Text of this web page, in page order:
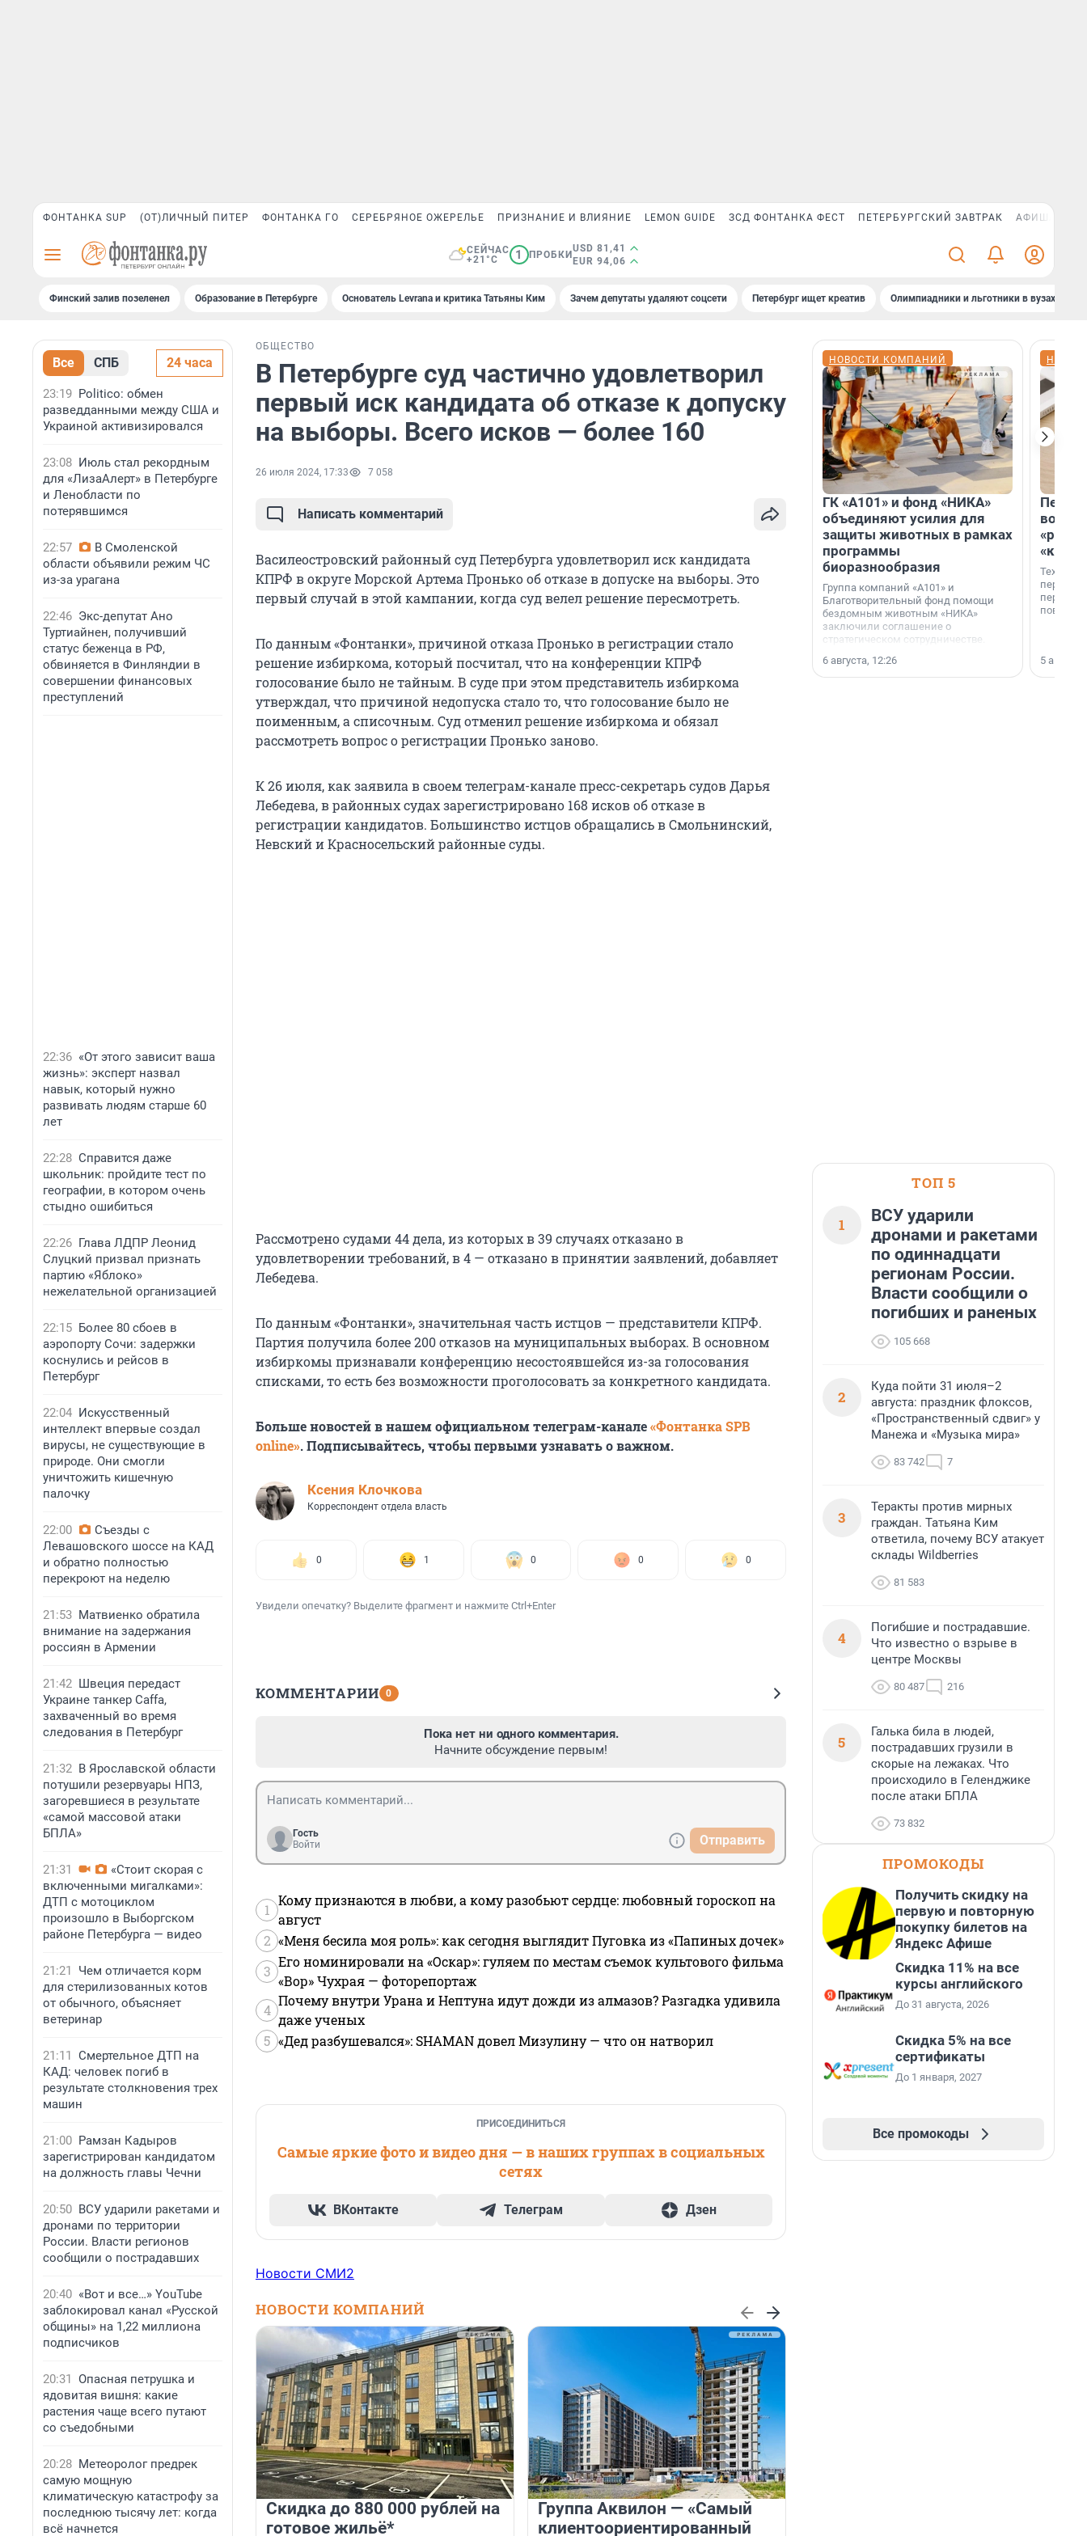
ФОНТАНКА SUP (ОТ)ЛИЧНЫЙ ПИТЕР ФОНТАНКА ГО СЕРЕБРЯНОЕ ОЖЕРЕЛЬЕ ПРИЗНАНИЕ И ВЛИЯНИЕ LEMON GUIDE ЗСД ФОНТАНКА ФЕСТ ПЕТЕРБУРГСКИЙ ЗАВТРАК АФИША PLUS
СЕЙЧАС
+21°C
1 ПРОБКИ
USD 81,41
EUR 94,06
Финский залив позеленел Образование в Петербурге Основатель Levrana и критика Татьяны Ким Зачем депутаты удаляют соцсети Петербург ищет креатив Олимпиадники и льготники в вузах СПб
Все СПБ 24 часа
23:19 Politico: обмен
разведданными между США и
Украиной активизировался
23:08 Июль стал рекордным
для «ЛизаАлерт» в Петербурге
и Ленобласти по
потерявшимся
22:57
В Смоленской
области объявили режим ЧС
из-за урагана
22:46 Экс-депутат Ано
Туртиайнен, получивший
статус беженца в РФ,
обвиняется в Финляндии в
совершении финансовых
преступлений
22:36 «От этого зависит ваша
жизнь»: эксперт назвал
навык, который нужно
развивать людям старше 60
лет
22:28 Справится даже
школьник: пройдите тест по
географии, в котором очень
стыдно ошибиться
22:26 Глава ЛДПР Леонид
Слуцкий призвал признать
партию «Яблоко»
нежелательной организацией
22:15 Более 80 сбоев в
аэропорту Сочи: задержки
коснулись и рейсов в
Петербург
22:04 Искусственный
интеллект впервые создал
вирусы, не существующие в
природе. Они смогли
уничтожить кишечную
палочку
22:00
Съезды с
Левашовского шоссе на КАД
и обратно полностью
перекроют на неделю
21:53 Матвиенко обратила
внимание на задержания
россиян в Армении
21:42 Швеция передаст
Украине танкер Caffa,
захваченный во время
следования в Петербург
21:32 В Ярославской области
потушили резервуары НПЗ,
загоревшиеся в результате
«самой массовой атаки
БПЛА»
21:31
«Стоит скорая с
включенными мигалками»:
ДТП с мотоциклом
произошло в Выборгском
районе Петербурга — видео
21:21
Чем отличается корм
для стерилизованных котов
от обычного, объясняет
ветеринар
21:11 Смертельное ДТП на
КАД: человек погиб в
результате столкновения трех
машин
21:00 Рамзан Кадыров
зарегистрирован кандидатом
на должность главы Чечни
20:50 ВСУ ударили ракетами и
дронами по территории
России. Власти регионов
сообщили о пострадавших
20:40 «Вот и все…» YouTube
заблокировал канал «Русской
общины» на 1,22 миллиона
подписчиков
20:31 Опасная петрушка и
ядовитая вишня: какие
растения чаще всего путают
со съедобными
20:28 Метеоролог предрек
самую мощную
климатическую катастрофу за
последнюю тысячу лет: когда
всё начнется
ОБЩЕСТВО
В Петербурге суд частично удовлетворил
первый иск кандидата об отказе к допуску
на выборы. Всего исков — более 160
26 июля 2024, 17:33 7 058
Написать комментарий
Василеостровский районный суд Петербурга удовлетворил иск кандидата
КПРФ в округе Морской Артема Пронько об отказе в допуске на выборы. Это
первый случай в этой кампании, когда суд велел решение пересмотреть.
По данным «Фонтанки», причиной отказа Пронько в регистрации стало
решение избиркома, который посчитал, что на конференции КПРФ
голосование было не тайным. В суде при этом представитель избиркома
утверждал, что причиной недопуска стало то, что голосование было не
поименным, а списочным. Суд отменил решение избиркома и обязал
рассмотреть вопрос о регистрации Пронько заново.
К 26 июля, как заявила в своем телеграм-канале пресс-секретарь судов Дарья
Лебедева, в районных судах зарегистрировано 168 исков об отказе в
регистрации кандидатов. Большинство истцов обращались в Смольнинский,
Невский и Красносельский районные суды.
Рассмотрено судами 44 дела, из которых в 39 случаях отказано в
удовлетворении требований, в 4 — отказано в принятии заявлений, добавляет
Лебедева.
По данным «Фонтанки», значительная часть истцов — представители КПРФ.
Партия получила более 200 отказов на муниципальных выборах. В основном
избиркомы признавали конференцию несостоявшейся из-за голосования
списками, то есть без возможности проголосовать за конкретного кандидата.
Больше новостей в нашем официальном телеграм-канале«Фонтанка SPB
online». Подписывайтесь, чтобы первыми узнавать о важном.
Ксения Клочкова
Корреспондент отдела власть
0 1 0 0 0
Увидели опечатку? Выделите фрагмент и нажмите Ctrl+Enter
КОММЕНТАРИИ 0
Пока нет ни одного комментария.
Начните обсуждение первым!
Гость
Войти
Отправить
1
Кому признаются в любви, а кому разобьют сердце: любовный гороскоп на
август
2 «Меня бесила моя роль»: как сегодня выглядит Пуговка из «Папиных дочек»
3
Его номинировали на «Оскар»: гуляем по местам съемок культового фильма
«Вор» Чухрая — фоторепортаж
4
Почему внутри Урана и Нептуна идут дожди из алмазов? Разгадка удивила
даже ученых
5 «Дед разбушевался»: SHAMAN довел Мизулину — что он натворил
ПРИСОЕДИНИТЬСЯ
Самые яркие фото и видео дня — в наших группах в социальных
сетях
ВКонтакте Телеграм Дзен
Новости СМИ2
НОВОСТИ КОМПАНИЙ
Скидка до 880 000 рублей на
готовое жильё*
Группа Аквилон — «Самый
клиентоориентированный
НОВОСТИ КОМПАНИЙ
ГК «А101» и фонд «НИКА»
объединяют усилия для
защиты животных в рамках
программы
биоразнообразия
Группа компаний «А101» и
Благотворительный фонд помощи
бездомным животным «НИКА»
заключили соглашение о
стратегическом сотрудничестве.
6 августа, 12:26
5
ТОП 5
1
ВСУ ударили
дронами и ракетами
по одиннадцати
регионам России.
Власти сообщили о
погибших и раненых
105 668
2
Куда пойти 31 июля–2
августа: праздник флоксов,
«Пространственный сдвиг» у
Манежа и «Музыка мира»
83 742 7
3
Теракты против мирных
граждан. Татьяна Ким
ответила, почему ВСУ атакует
склады Wildberries
81 583
4
Погибшие и пострадавшие.
Что известно о взрыве в
центре Москвы
80 487 216
5
Галька била в людей,
пострадавших грузили в
скорые на лежаках. Что
происходило в Геленджике
после атаки БПЛА
73 832
ПРОМОКОДЫ
Получить скидку на
первую и повторную
покупку билетов на
Яндекс Афише
Скидка 11% на все
курсы английского
До 31 августа, 2026
Скидка 5% на все
сертификаты
До 1 января, 2027
Все промокоды